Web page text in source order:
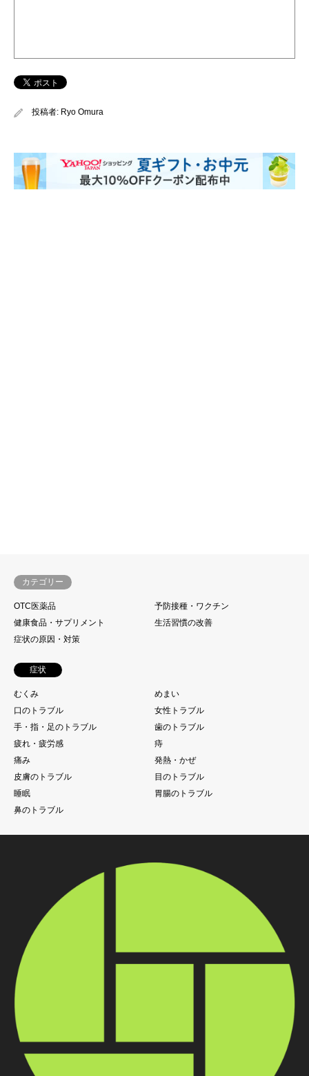
投稿者: Ryo Omura
カテゴリー
OTC医薬品
予防接種・ワクチン
健康食品・サプリメント
生活習慣の改善
症状の原因・対策
症状
むくみ
めまい
口のトラブル
女性トラブル
手・指・足のトラブル
歯のトラブル
疲れ・疲労感
痔
痛み
発熱・かぜ
皮膚のトラブル
目のトラブル
睡眠
胃腸のトラブル
鼻のトラブル